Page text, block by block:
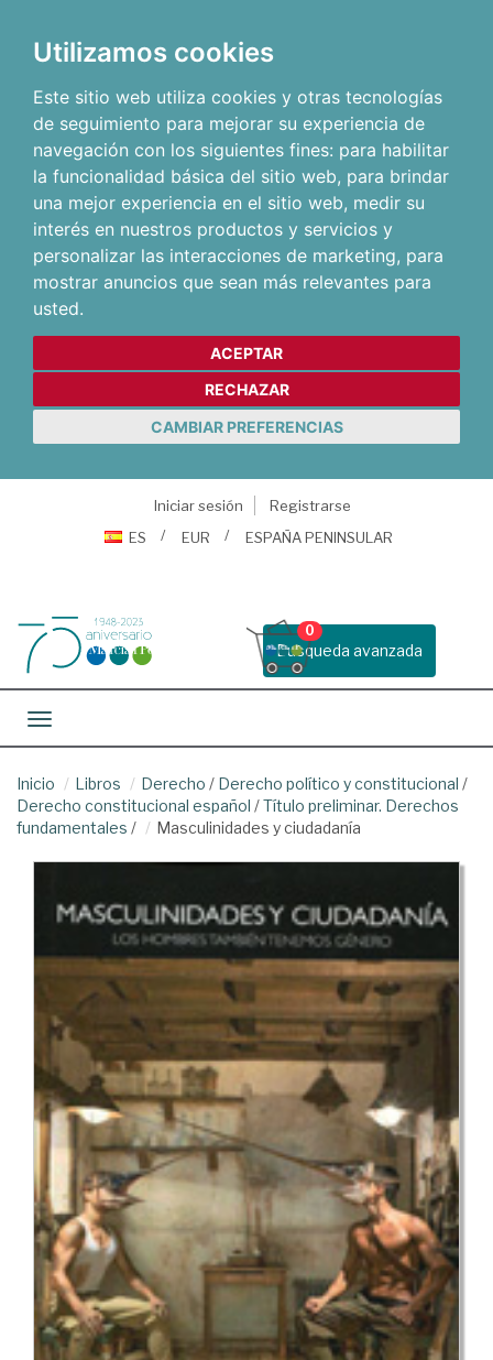
Utilizamos cookies
Este sitio web utiliza cookies y otras tecnologías
de seguimiento para mejorar su experiencia de
navegación con los siguientes fines: para habilitar
la funcionalidad básica del sitio web, para brindar
una mejor experiencia en el sitio web, medir su
interés en nuestros productos y servicios y
personalizar las interacciones de marketing, para
mostrar anuncios que sean más relevantes para
usted.
ACEPTAR
RECHAZAR
CAMBIAR PREFERENCIAS
Iniciar sesión
Registrarse
ES
EUR ESPAÑA PENINSULAR
Busqueda avanzada
0
Toggle navigation
Inicio Libros Derecho / Derecho político y constitucional /
Derecho constitucional español /Título preliminar. Derechos
fundamentales / Masculinidades y ciudadanía